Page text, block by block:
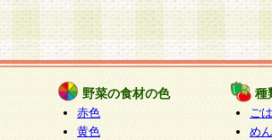
野菜の食材の色
赤色
黄色
種
ご
めん